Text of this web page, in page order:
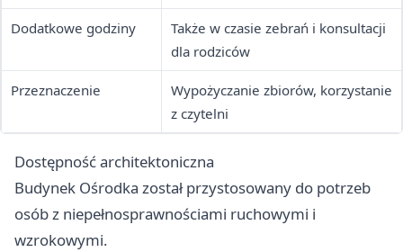
Dodatkowe godziny
Także w czasie zebrań i konsultacji
dla rodziców
Przeznaczenie
Wypożyczanie zbiorów, korzystanie
z czytelni
Dostępność architektoniczna
Budynek Ośrodka został przystosowany do potrzeb
osób z niepełnosprawnościami ruchowymi i
wzrokowymi.